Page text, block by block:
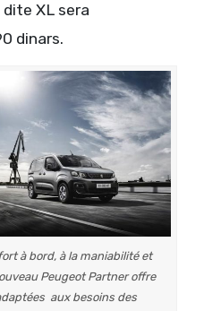
XL sera
dinars.
à bord, à la maniabilité et
Peugeot Partner offre
aux besoins des